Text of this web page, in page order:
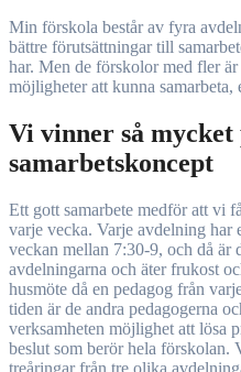
Min förskola består av fyra
bättre förutsättningar till
har. Men de förskolor med fler
möjligheter att kunna samarbeta,
Vi vinner så mycket
samarbetskoncept
Ett gott samarbete medför att vi
varje vecka. Varje avdelning har
veckan mellan 7:30-9, och då är
avdelningarna och äter frukost
husmöte då en pedagog från
tiden är de andra pedagogerna
verksamheten möjlighet att lösa
beslut som berör hela förskolan.
treåringar från tre olika